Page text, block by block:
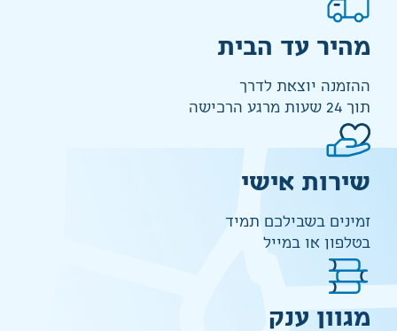
מהיר עד הבית
ההזמנה יוצאת לדרך
תוך 24 שעות מרגע הרכישה
שירות אישי
זמינים בשבילכם תמיד
בטלפון או במייל
מגוון ענק